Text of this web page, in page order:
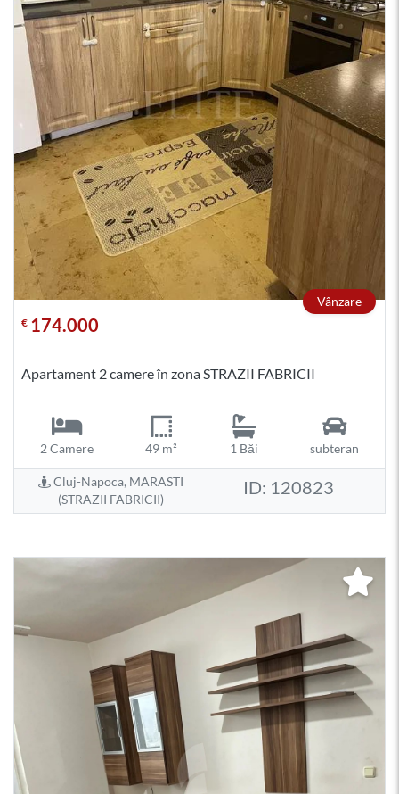
Vânzare
€ 174.000
Apartament 2 camere în zona STRAZII FABRICII
2 Camere 49 m² 1 Băi subteran
Cluj-Napoca, MARASTI
(STRAZII FABRICII)
ID: 120823